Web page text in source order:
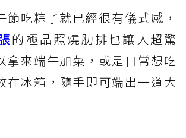
節吃粽子就已經很有儀式感，
的極品照燒肋排也讓人超驚
拿來端午加菜，或是日常想吃
在冰箱，隨手即可端出一道大